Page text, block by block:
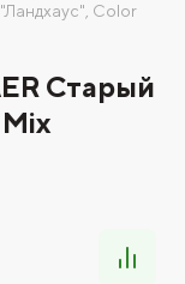
Color
Старый